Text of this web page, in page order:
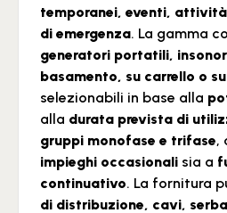
temporanei, eventi,
di emergenza. La gamma
generatori portatili,
basamento, su carrello o
selezionabili in base alla
alla durata prevista di
gruppi monofase e trifase,
impieghi occasionali sia a
continuativo. La fornitura
di distribuzione, cavi,